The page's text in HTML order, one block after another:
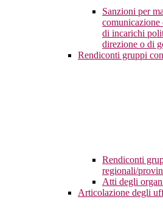
Sanzioni per
comunicazione
di incarichi
direzione o di
Rendiconti gruppi
Rendiconti
regionali/
Atti degli
Articolazione degli